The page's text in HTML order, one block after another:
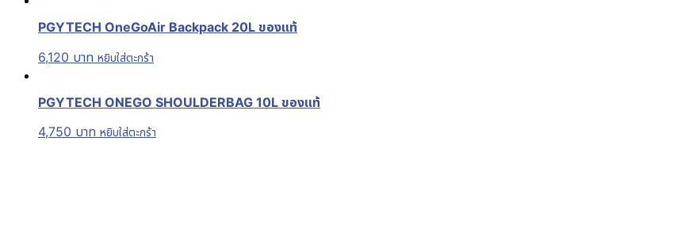
PGYTECH OneGoAir Backpack 20L ของแท้
6,120 บาท หยิบใส่ตะกร้า
PGYTECH ONEGO SHOULDERBAG 10L ของแท้
4,750 บาท หยิบใส่ตะกร้า